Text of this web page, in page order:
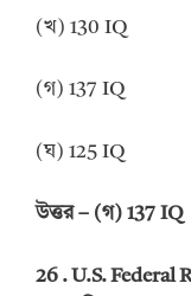
(খ) 130 IQ
(গ) 137 IQ
(ঘ) 125 IQ
উত্তর– (গ) 137 IQ
26 . U.S. Federal